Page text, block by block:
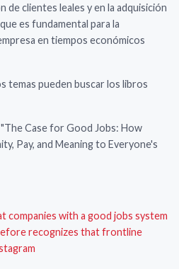
de clientes leales y en la adquisición
es fundamental para la
en tiempos económicos
temas pueden buscar los libros
Case for Good Jobs: How
Pay, and Meaning to Everyone's
companies with a good jobs system
recognizes that frontline